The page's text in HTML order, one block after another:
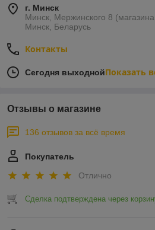
г. Минск
Минск, Мержинского 8
Минск, Беларусь
Контакты
Сегодня выходнойПоказать
Отзывы о магазине
136 отзывов за всё время
Покупатель
Отлично
Сделка подтверждена через